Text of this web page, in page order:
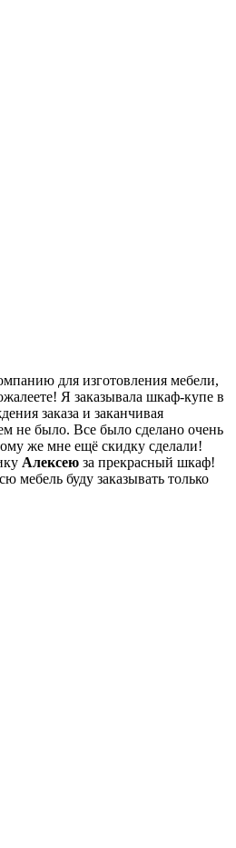
для изготовления мебели,
Я заказывала шкаф-купе в
заказа и заканчивая
не было. Все было сделано очень
же мне ещё скидку сделали!
Алексею за прекрасный шкаф!
мебель буду заказывать только